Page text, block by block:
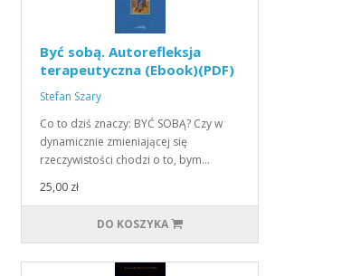
Być sobą. Autorefleksja
terapeutyczna (Ebook)(PDF)
Stefan Szary
Co to dziś znaczy: BYĆ SOBĄ? Czy w
dynamicznie zmieniającej się
rzeczywistości chodzi o to, bym…
25,00 zł
DO KOSZYKA